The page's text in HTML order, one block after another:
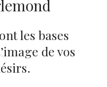
les bases
de vos